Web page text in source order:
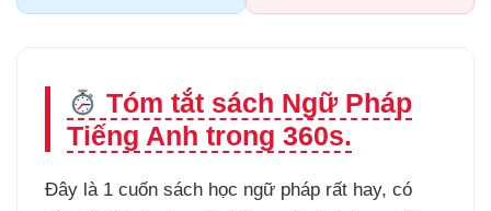
Tóm tắt sách Ngữ Pháp
Tiếng Anh trong 360s.
Đây là 1 cuốn sách học ngữ pháp rất hay, có